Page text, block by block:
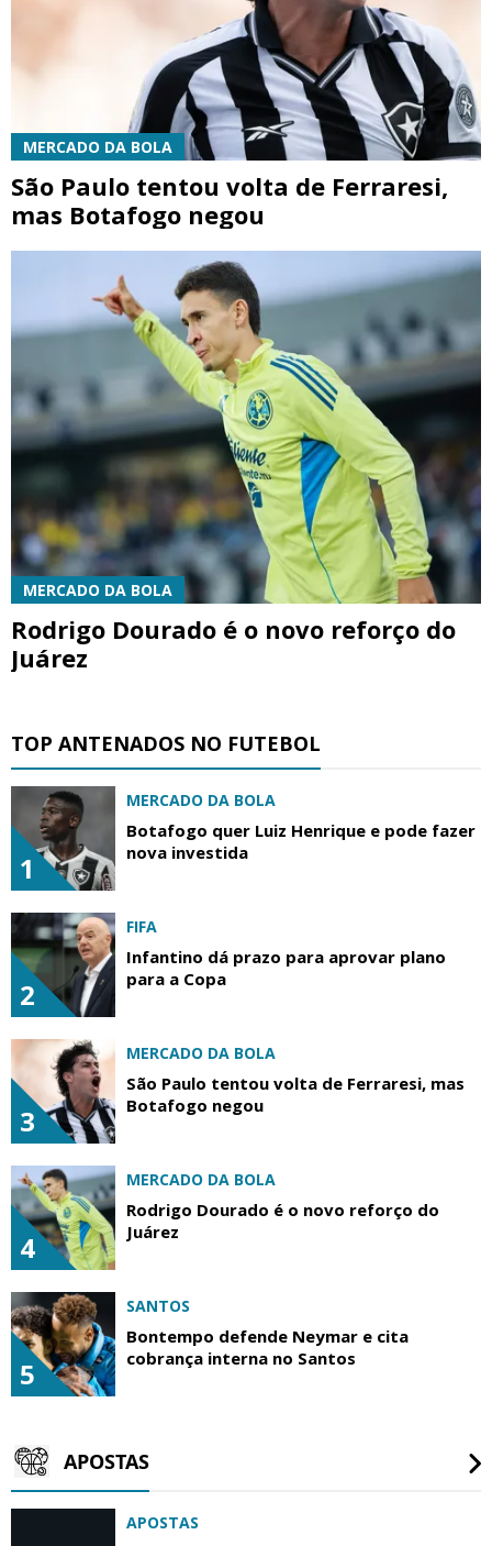
MERCADO DA BOLA
São Paulo tentou volta de Ferraresi,
mas Botafogo negou
MERCADO DA BOLA
Rodrigo Dourado é o novo reforço do
Juárez
TOP ANTENADOS NO FUTEBOL
1
MERCADO DA BOLA
Botafogo quer Luiz Henrique e pode fazer
nova investida
2
FIFA
Infantino dá prazo para aprovar plano
para a Copa
3
MERCADO DA BOLA
São Paulo tentou volta de Ferraresi, mas
Botafogo negou
4
MERCADO DA BOLA
Rodrigo Dourado é o novo reforço do
Juárez
5
SANTOS
Bontempo defende Neymar e cita
cobrança interna no Santos
APOSTAS
APOSTAS